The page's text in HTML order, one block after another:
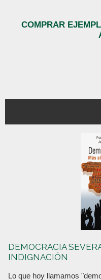
COMPRAR
DEMOCRACIA
INDIGNACIÓN
Lo que hoy llamamos